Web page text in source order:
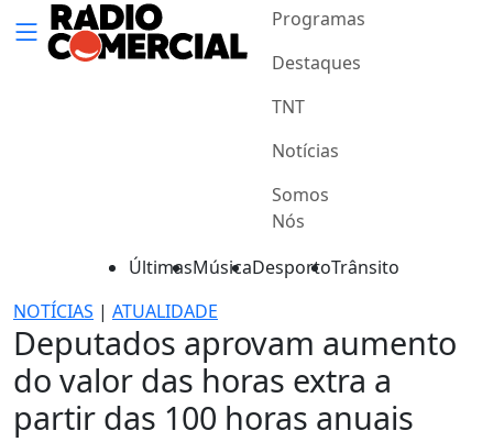
Programas
Destaques
TNT
Notícias
Somos
Nós
ÚltimasMúsicaDesportoTrânsito
NOTÍCIAS | ATUALIDADE
Deputados aprovam aumento
do valor das horas extra a
partir das 100 horas anuais